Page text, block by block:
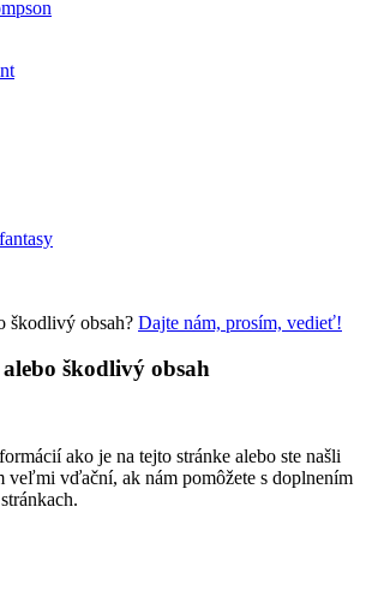
škodlivý obsah? Dajte nám, prosím, vedieť!
škodlivý obsah
ako je na tejto stránke alebo ste našli
veľmi vďační, ak nám pomôžete s doplnením